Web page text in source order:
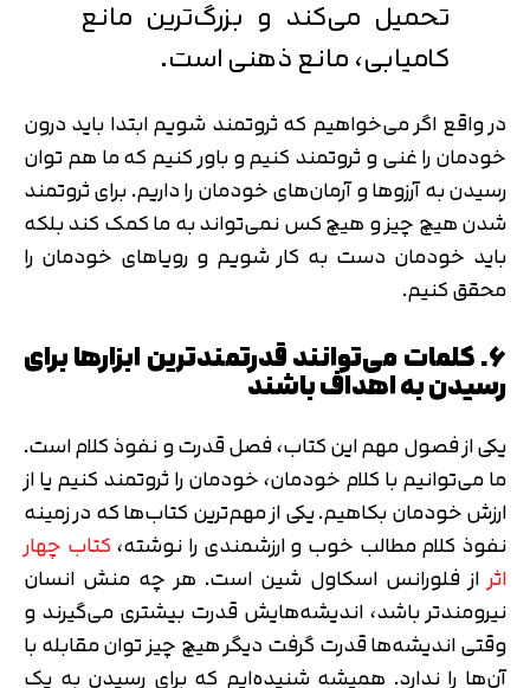
تحمیل می‌کند و بزرگ‌ترین مانع
کامیابی، مانع ذهنی است.
در واقع اگر می‎‌خواهیم که ثروتمند شویم ابتدا باید درون
خودمان را غنی و ثروتمند کنیم و باور کنیم که ما هم توان
رسیدن به آرزوها و آرمان‌های خودمان را داریم. برای ثروتمند
شدن هیچ چیز و هیچ کس نمی‌تواند به ما کمک کند بلکه
باید خودمان دست به کار شویم و رویاهای خودمان را
محقق کنیم.
6. کلمات می‌توانند قدرتمندترین ابزارها برای
رسیدن به اهداف باشند
یکی از فصول مهم این کتاب، فصل قدرت و نفوذ کلام است.
ما می‌توانیم با کلام خودمان، خودمان را ثروتمند کنیم یا از
ارزش خودمان بکاهیم. یکی از مهم‌ترین کتاب‌ها که در زمینه
نفوذ کلام مطالب خوب و ارزشمندی را نوشته،کتاب چهار
اثراز فلورانس اسکاول شین است. هر چه منش انسان
نیرومندتر باشد، اندیشه‌هایش قدرت بیشتری می‌گیرند و
وقتی اندیشه‌ها قدرت گرفت دیگر هیچ چیز توان مقابله با
آن‌ها را ندارد. همیشه شنیده‌ایم که برای رسیدن به یک